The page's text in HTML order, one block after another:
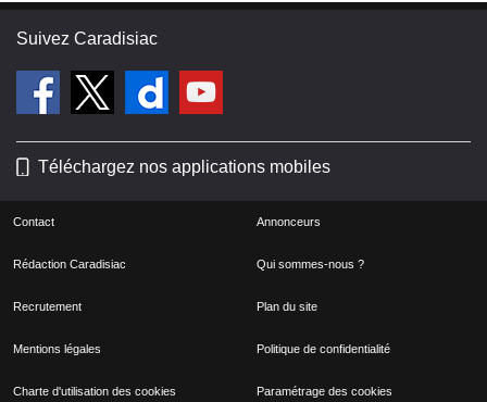
Suivez Caradisiac
Téléchargez nos applications mobiles
Contact Annonceurs
Rédaction Caradisiac Qui sommes-nous ?
Recrutement Plan du site
Mentions légales Politique de confidentialité
Charte d'utilisation des cookies Paramétrage des cookies